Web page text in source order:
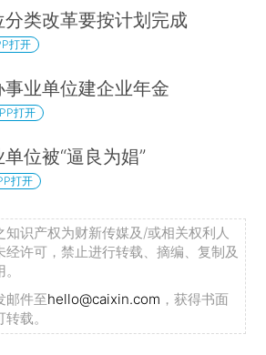
类改革要按计划完成
打开
业单位建企业年金
打开
位被“逼良为娼”
打开
知识产权为财新传媒及/或相关权利人
经许可，禁止进行转载、摘编、复制及
邮件至hello@caixin.com ，获得书面
载。